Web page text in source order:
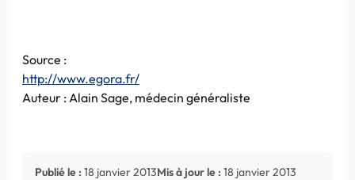
Source :
http://www.egora.fr/
Auteur : Alain Sage, médecin généraliste
Publié le : 18 janvier 2013Mis à jour le : 18 janvier 2013